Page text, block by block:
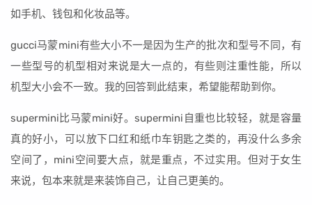
如手机、钱包和化妆品等。
gucci马蒙mini有些大小不一是因为生产的批次和型号不同，有
一些型号的机型相对来说是大一点的，有些则注重性能，所以
机型大小会不一致。我的回答到此结束，希望能帮助到你。
supermini比马蒙mini好。supermini自重也比较轻，就是容量
真的好小，可以放下口红和纸巾车钥匙之类的，再没什么多余
空间了，mini空间要大点，就是重点，不过实用。但对于女生
来说，包本来就是来装饰自己，让自己更美的。